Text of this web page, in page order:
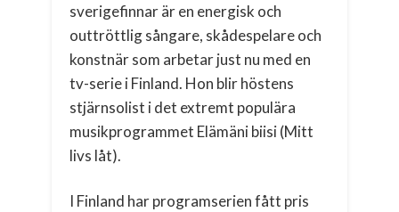
sverigefinnar är en energisk och
outtröttlig sångare, skådespelare och
konstnär som arbetar just nu med en
tv-serie i Finland. Hon blir höstens
stjärnsolist i det extremt populära
musikprogrammet Elämäni biisi (Mitt
livs låt).
I Finland har programserien fått pris